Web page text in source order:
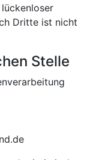
Dritte ist nicht
Stelle